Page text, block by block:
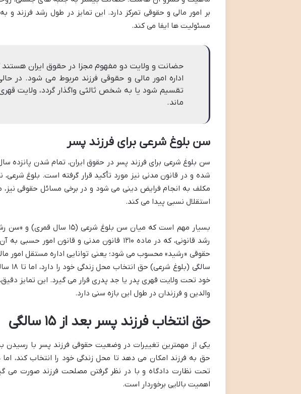
بر امور مالی و حقوقی تمرکز دارد. این تمایز در طول رشد فرزند
مسئولیت ها ایفا می کند.
حضانت و ولایت دو مفهوم مجزا در حقوق ایران هستند
اداره امور مالی و حقوقی فرزند مربوط می شود. در
تقسیم شود یا به شخص ثالثی واگذار گردد، ولایت
ماند.
سن بلوغ شرعی برای فرزند پسر
سن بلوغ شرعی برای فرزند پسر در حقوق ایران، تمام شدن
شده و در قانون مدنی نیز مورد تأکید قرار گرفته است. بلوغ
مکلف به انجام فرایض دینی می شود و در برخی مسائل حقوقی
استقلال نسبی پیدا می کند.
رشد قانونی، که در ماده ۱۲۱۰ قانون مدنی و
خود تحت ولایت قهری پدر یا جد پدری قرار می گیرد. این تمایز
والدین و فرزندان در طول این بازه سنی دارد.
حق انتخاب فرزند پسر بعد از ۱۵ سالگی
حق به فرزند امکان می دهد تا محل زندگی خود را انتخاب کند،
تحت نظارت دادگاه و با در نظر گرفتن مصلحت فرزند صورت می
اهمیت بالایی برخوردار است.